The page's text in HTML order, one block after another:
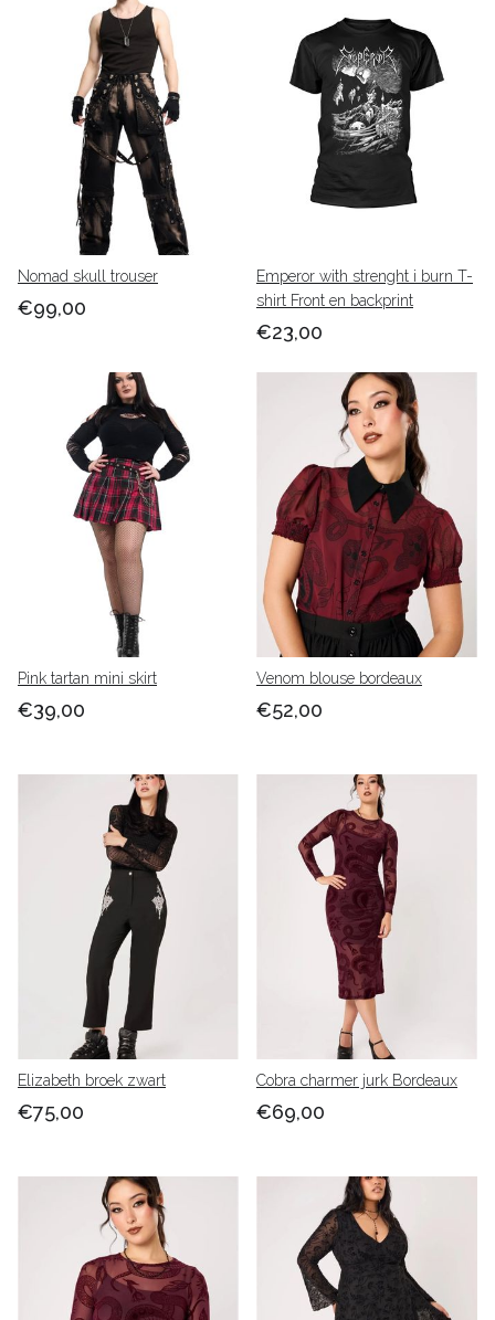
Nomad skull trouser
€99,00
Emperor with strenght i burn T-
shirt Front en backprint
€23,00
Pink tartan mini skirt
€39,00
Venom blouse bordeaux
€52,00
Elizabeth broek zwart
€75,00
Cobra charmer jurk Bordeaux
€69,00